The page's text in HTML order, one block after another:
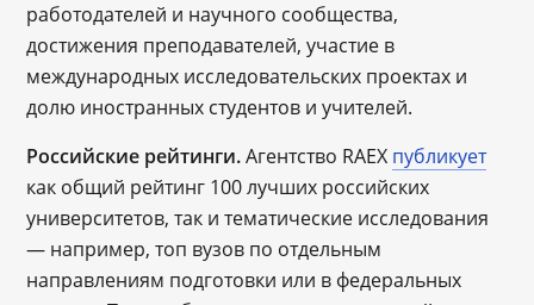
работодателей и научного сообщества,
достижения преподавателей, участие в
международных исследовательских проектах и
долю иностранных студентов и учителей.
Российские рейтинги.Агентство RAEX публикует
как общий рейтинг 100 лучших российских
университетов, так и тематические исследования
— например, топ вузов по отдельным
направлениям подготовки или в федеральных